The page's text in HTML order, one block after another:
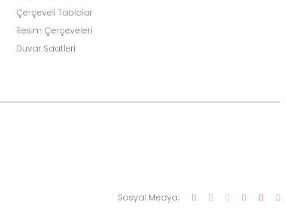
Çerçeveli Tablolar
Resim Çerçeveleri
Duvar Saatleri
Sosyal Medya: